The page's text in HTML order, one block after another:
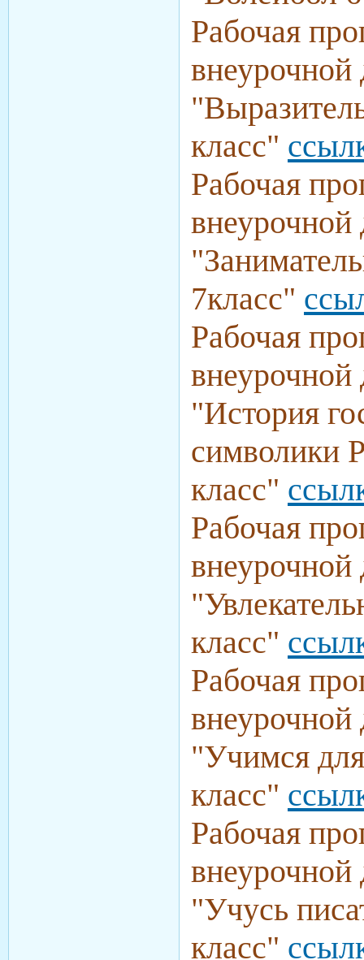
Рабочая
внеурочной
"
класс"
Рабочая
внеурочной
"
7класс"
Рабочая
внеурочной
"История
символики
класс"
Рабочая
внеурочной
"
класс"
Рабочая
внеурочной
"Учимся
класс"
Рабочая
внеурочной
"Учусь
класс"